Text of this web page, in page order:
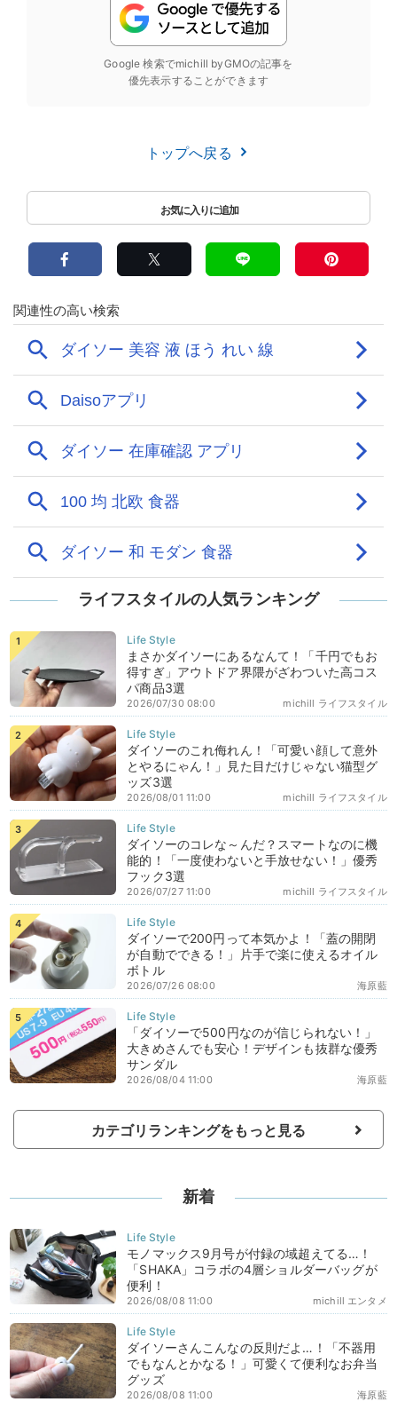
Google 検索でmichill byGMOの記事を
優先表示することができます
トップへ戻る
ライフスタイルの人気ランキング
まさかダイソーにあるなんて！「千円でもお
得すぎ」アウトドア界隈がざわついた高コス
パ商品3選
michill ライフスタイル
2026/07/30 08:00
ダイソーのこれ侮れん！「可愛い顔して意外
とやるにゃん！」見た目だけじゃない猫型グ
ッズ3選
michill ライフスタイル
2026/08/01 11:00
ダイソーのコレな～んだ？スマートなのに機
能的！「一度使わないと手放せない！」優秀
フック3選
michill ライフスタイル
2026/07/27 11:00
ダイソーで200円って本気かよ！「蓋の開閉
が自動でできる！」片手で楽に使えるオイル
ボトル
海原藍
2026/07/26 08:00
「ダイソーで500円なのが信じられない！」
大きめさんでも安心！デザインも抜群な優秀
サンダル
海原藍
2026/08/04 11:00
カテゴリランキングをもっと見る
新着
モノマックス9月号が付録の域超えてる…！
「SHAKA」コラボの4層ショルダーバッグが
便利！
michill エンタメ
2026/08/08 11:00
ダイソーさんこんなの反則だよ…！「不器用
でもなんとかなる！」可愛くて便利なお弁当
グッズ
海原藍
2026/08/08 11:00